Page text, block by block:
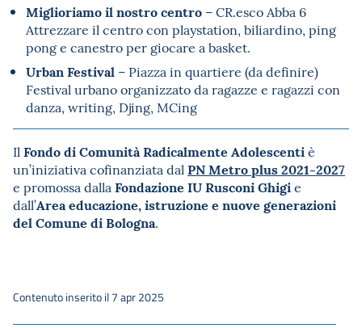
Miglioriamo il nostro centro – CR.esco Abba 6
Attrezzare il centro con playstation, biliardino, ping
pong e canestro per giocare a basket.
Urban Festival – Piazza in quartiere (da definire)
Festival urbano organizzato da ragazze e ragazzi con
danza, writing, Djing, MCing
Il Fondo di Comunità Radicalmente Adolescenti è
un’iniziativa cofinanziata dal PN Metro plus 2021-2027
e promossa dalla Fondazione IU Rusconi Ghigi e
dall’Area educazione, istruzione e nuove generazioni
del Comune di Bologna.
Contenuto inserito il 7 apr 2025